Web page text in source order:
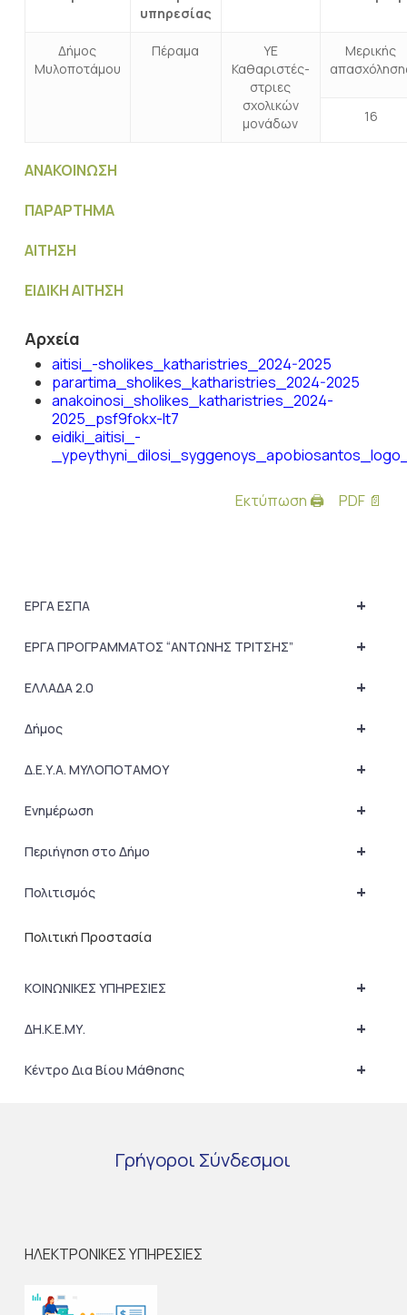
υπηρεσίας
Δήμος
Μυλοποτάμου
Πέραμα
ΥΕ
Καθαριστές-
στριες
σχολικών
μονάδων
Μερικής
16
ΑΝΑΚΟΙΝΩΣΗ
ΠΑΡΑΡΤΗΜΑ
ΑΙΤΗΣΗ
ΕΙΔΙΚΗ ΑΙΤΗΣΗ
Αρχεία
aitisi_-sholikes_katharistries_2024-2025
parartima_sholikes_katharistries_2024-2025
anakoinosi_sholikes_katharistries_2024-
2025_psf9fokx-lt7
eidiki_aitisi_-
Εκτύπωση 🖨 PDF 📄
+
ΕΡΓΑ ΕΣΠΑ
+
ΕΡΓΑ ΠΡΟΓΡΑΜΜΑΤΟΣ “ΑΝΤΩΝΗΣ ΤΡΙΤΣΗΣ”
+
ΕΛΛΑΔΑ 2.0
+
Δήμος
+
Δ.Ε.Υ.Α. ΜΥΛΟΠΟΤΑΜΟΥ
+
Ενημέρωση
+
Περιήγηση στο Δήμο
+
Πολιτισμός
Πολιτική Προστασία
+
ΚΟΙΝΩΝΙΚΕΣ ΥΠΗΡΕΣΙΕΣ
+
ΔΗ.Κ.Ε.ΜΥ.
+
Κέντρο Δια Βίου Μάθησης
Γρήγοροι Σύνδεσμοι
ΗΛΕΚΤΡΟΝΙΚΕΣ ΥΠΗΡΕΣΙΕΣ